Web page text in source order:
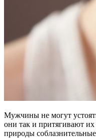
Мужчины не могут
они так и притягивают
природы